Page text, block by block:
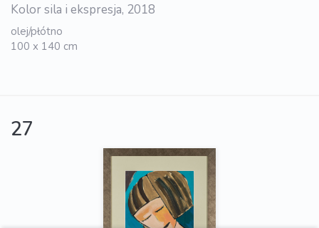
Kolor sila i ekspresja, 2018
olej/płótno
100 x 140 cm
27